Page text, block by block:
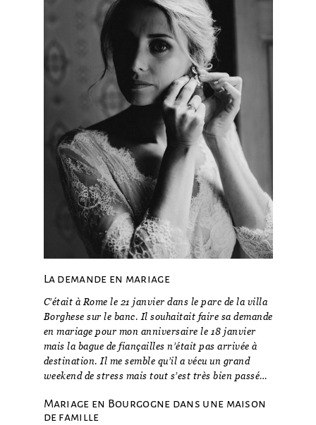
La demande en mariage
C’était à Rome le 21 janvier dans le parc de la villa
Borghese sur le banc. Il souhaitait faire sa demande
en mariage pour mon anniversaire le 18 janvier
mais la bague de fiançailles n’était pas arrivée à
destination. Il me semble qu’il a vécu un grand
weekend de stress mais tout s’est très bien passé…
Mariage en Bourgogne dans une maison
de famille